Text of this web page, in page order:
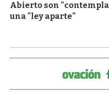
Abierto son
una "ley aparte"